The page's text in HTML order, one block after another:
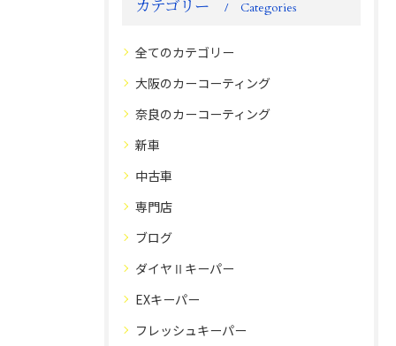
カテゴリー Categories
全てのカテゴリー
大阪のカーコーティング
奈良のカーコーティング
新車
中古車
専門店
ブログ
ダイヤⅡキーパー
EXキーパー
フレッシュキーパー